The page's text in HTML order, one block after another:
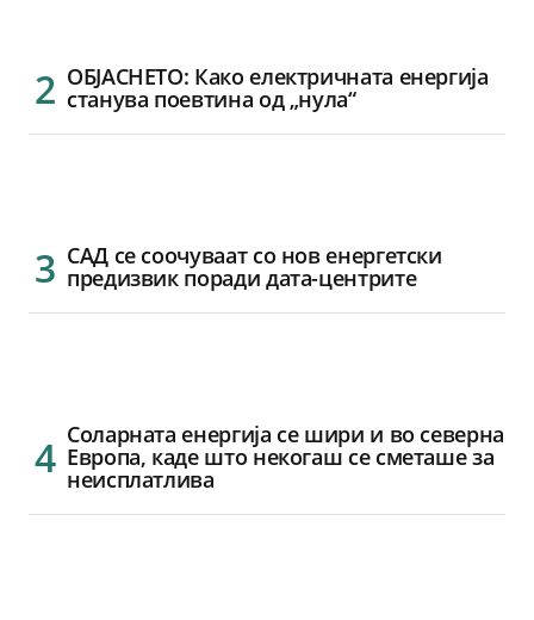
ОБЈАСНЕТО: Како електричната енергија
станува поевтина од „нула“
САД се соочуваат со нов енергетски
предизвик поради дата-центрите
Соларната енергија се шири и во северна
Европа, каде што некогаш се сметаше за
неисплатлива